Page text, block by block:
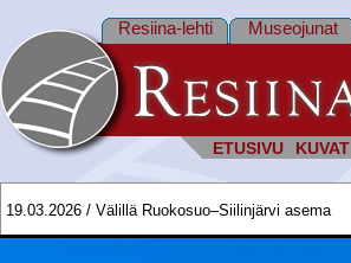
ETUSIVU KUVAT
Resiina-lehti Museojunat
19.03.2026 / Välillä Ruokosuo–Siilinjärvi asema